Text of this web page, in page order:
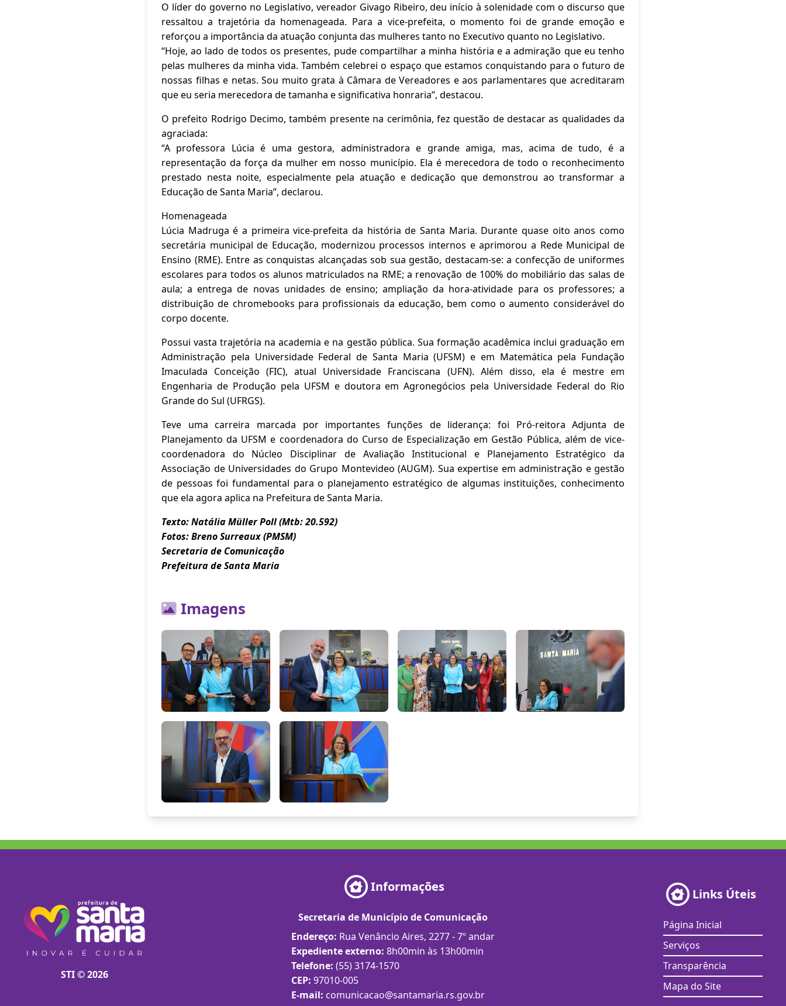
O líder do governo no Legislativo, vereador Givago Ribeiro, deu início à solenidade com o discurso que
ressaltou a trajetória da homenageada. Para a vice-prefeita, o momento foi de grande emoção e
reforçou a importância da atuação conjunta das mulheres tanto no Executivo quanto no Legislativo.
“Hoje, ao lado de todos os presentes, pude compartilhar a minha história e a admiração que eu tenho
pelas mulheres da minha vida. Também celebrei o espaço que estamos conquistando para o futuro de
nossas filhas e netas. Sou muito grata à Câmara de Vereadores e aos parlamentares que acreditaram
que eu seria merecedora de tamanha e significativa honraria”, destacou.
O prefeito Rodrigo Decimo, também presente na cerimônia, fez questão de destacar as qualidades da
agraciada:
“A professora Lúcia é uma gestora, administradora e grande amiga, mas, acima de tudo, é a
representação da força da mulher em nosso município. Ela é merecedora de todo o reconhecimento
prestado nesta noite, especialmente pela atuação e dedicação que demonstrou ao transformar a
Educação de Santa Maria”, declarou.
Homenageada
Lúcia Madruga é a primeira vice-prefeita da história de Santa Maria. Durante quase oito anos como
secretária municipal de Educação, modernizou processos internos e aprimorou a Rede Municipal de
Ensino (RME). Entre as conquistas alcançadas sob sua gestão, destacam-se: a confecção de uniformes
escolares para todos os alunos matriculados na RME; a renovação de 100% do mobiliário das salas de
aula; a entrega de novas unidades de ensino; ampliação da hora-atividade para os professores; a
distribuição de chromebooks para profissionais da educação, bem como o aumento considerável do
corpo docente.
Possui vasta trajetória na academia e na gestão pública. Sua formação acadêmica inclui graduação em
Administração pela Universidade Federal de Santa Maria (UFSM) e em Matemática pela Fundação
Imaculada Conceição (FIC), atual Universidade Franciscana (UFN). Além disso, ela é mestre em
Engenharia de Produção pela UFSM e doutora em Agronegócios pela Universidade Federal do Rio
Grande do Sul (UFRGS).
Teve uma carreira marcada por importantes funções de liderança: foi Pró-reitora Adjunta de
Planejamento da UFSM e coordenadora do Curso de Especialização em Gestão Pública, além de vice-
coordenadora do Núcleo Disciplinar de Avaliação Institucional e Planejamento Estratégico da
Associação de Universidades do Grupo Montevideo (AUGM). Sua expertise em administração e gestão
de pessoas foi fundamental para o planejamento estratégico de algumas instituições, conhecimento
que ela agora aplica na Prefeitura de Santa Maria.
Texto: Natália Müller Poll (Mtb: 20.592)
Fotos: Breno Surreaux (PMSM)
Secretaria de Comunicação
Prefeitura de Santa Maria
Imagens
STI © 2026
Informações
Secretaria de Município de Comunicação
Endereço: Rua Venâncio Aires, 2277 - 7º andar
Expediente externo: 8h00min às 13h00min
Telefone: (55) 3174-1570
CEP: 97010-005
E-mail: comunicacao@santamaria.rs.gov.br
Links Úteis
Página Inicial
Serviços
Transparência
Mapa do Site